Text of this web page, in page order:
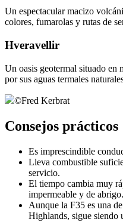
Un espectacular macizo
colores, fumarolas y rutas de
Hveravellir
Un oasis geotermal situado en
por sus aguas termales
©Fred Kerbrat
Consejos prácticos
Es imprescindible
Lleva combustible
servicio.
El tiempo cambia muy
impermeable y de abrigo.
Aunque la F35 es una
Highlands, sigue siendo